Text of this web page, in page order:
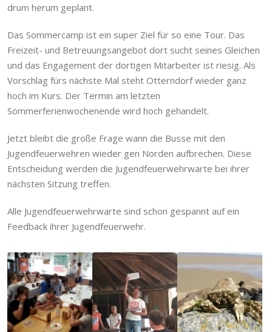
drum herum geplant.
Das Sommercamp ist ein super Ziel für so eine Tour. Das
Freizeit- und Betreuungsangebot dort sucht seines Gleichen
und das Engagement der dortigen Mitarbeiter ist riesig. Als
Vorschlag fürs nächste Mal steht Otterndorf wieder ganz
hoch im Kurs. Der Termin am letzten
Sommerferienwochenende wird hoch gehandelt.
Jetzt bleibt die große Frage wann die Busse mit den
Jugendfeuerwehren wieder gen Norden aufbrechen. Diese
Entscheidung werden die Jugendfeuerwehrwarte bei ihrer
nächsten Sitzung treffen.
Alle Jugendfeuerwehrwarte sind schon gespannt auf ein
Feedback ihrer Jugendfeuerwehr.